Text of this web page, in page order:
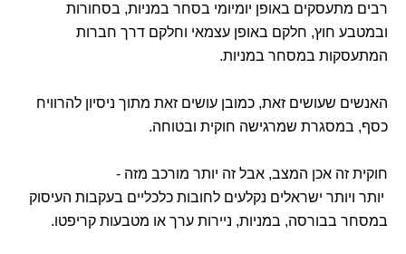
רבים מתעסקים באופן יומיומי בסחר במניות, בסחורות
ובמטבע חוץ, חלקם באופן עצמאי וחלקם דרך חברות
המתעסקות במסחר במניות.
האנשים שעושים זאת, כמובן עושים זאת מתוך ניסיון להרוויח
כסף, במסגרת שמרגישה חוקית ובטוחה.
חוקית זה אכן המצב, אבל זה יותר מורכב מזה -
יותר ויותר ישראלים נקלעים לחובות כלכליים בעקבות העיסוק
במסחר בבורסה, במניות, ניירות ערך או מטבעות קריפטו.